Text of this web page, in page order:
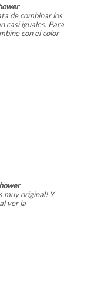
de combinar los
casi iguales. Para
con el color
muy original! Y
ver la